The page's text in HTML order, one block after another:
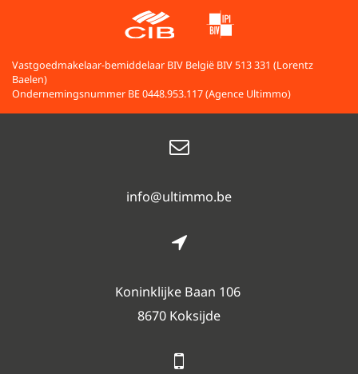
Vastgoedmakelaar-bemiddelaar BIV België BIV 513 331 (Lorentz
Baelen)
Ondernemingsnummer BE 0448.953.117 (Agence Ultimmo)
info@ultimmo.be
Koninklijke Baan 106
8670 Koksijde